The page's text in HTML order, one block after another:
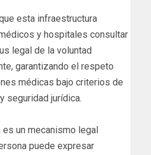
esta infraestructura
y hospitales consultar
legal de la voluntad
garantizando el respeto
médicas bajo criterios de
seguridad jurídica.
es un mecanismo legal
puede expresar